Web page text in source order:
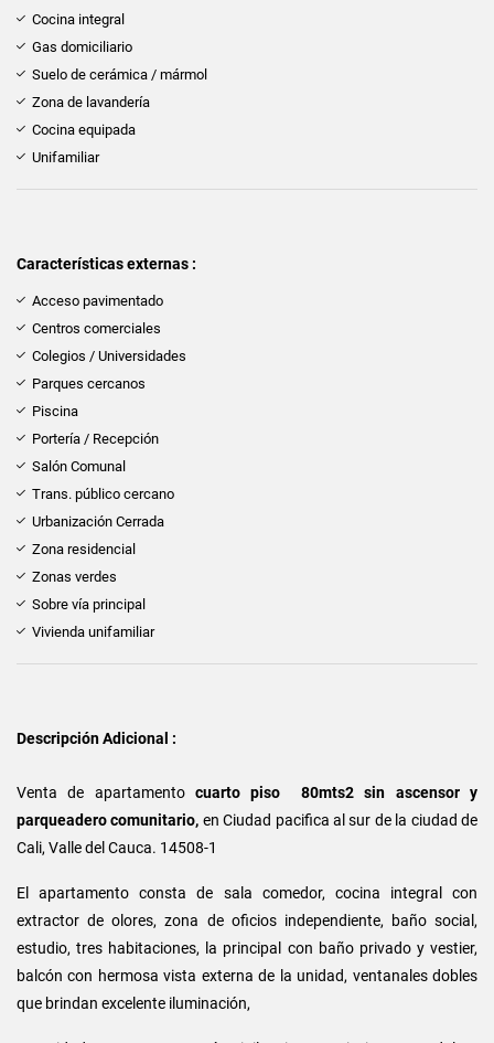
Cocina integral
Gas domiciliario
Suelo de cerámica / mármol
Zona de lavandería
Cocina equipada
Unifamiliar
Características externas :
Acceso pavimentado
Centros comerciales
Colegios / Universidades
Parques cercanos
Piscina
Portería / Recepción
Salón Comunal
Trans. público cercano
Urbanización Cerrada
Zona residencial
Zonas verdes
Sobre vía principal
Vivienda unifamiliar
Descripción Adicional :
Venta de apartamento cuarto piso 80mts2 sin ascensor y
parqueadero comunitario, en Ciudad pacifica al sur de la ciudad de
Cali, Valle del Cauca. 14508-1
El apartamento consta de sala comedor, cocina integral con
extractor de olores, zona de oficios independiente, baño social,
estudio, tres habitaciones, la principal con baño privado y vestier,
balcón con hermosa vista externa de la unidad, ventanales dobles
que brindan excelente iluminación,